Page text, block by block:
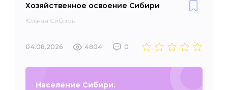
Хозяйственное освоение Сибири
Южная Сибирь
04.08.2026 4804 0
Население Сибири.